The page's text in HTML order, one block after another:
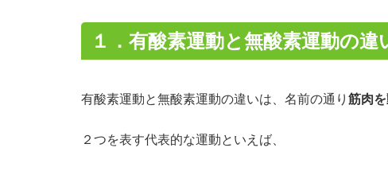
１．有酸素運動と無酸素運動の違
有酸素運動と無酸素運動の違いは、名前の通り 筋肉
２つを表す代表的な運動といえば、